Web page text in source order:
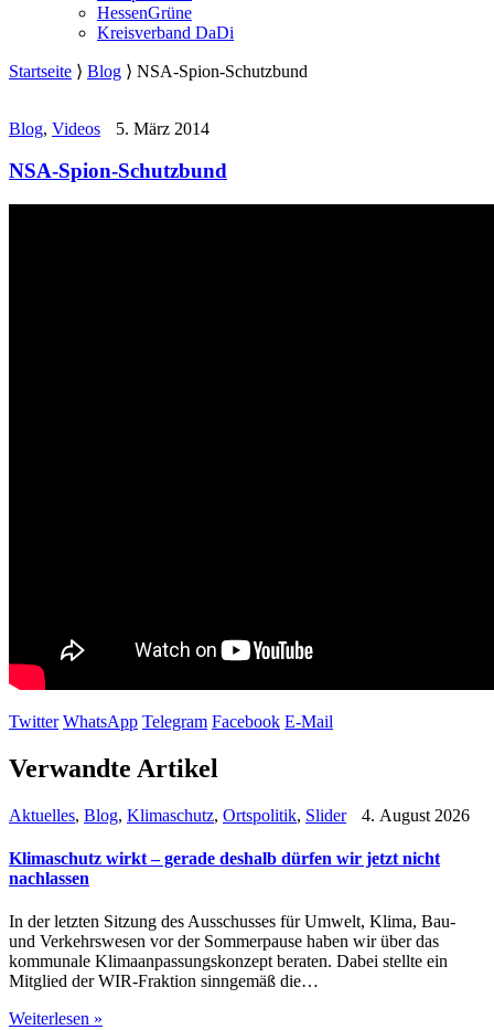
HessenGrüne
Kreisverband DaDi
Startseite ⟩ Blog ⟩ NSA-Spion-Schutzbund
Blog, Videos 5. März 2014
NSA-Spion-Schutzbund
Twitter WhatsApp Telegram Facebook E-Mail
Verwandte Artikel
Aktuelles, Blog, Klimaschutz, Ortspolitik, Slider 4. August 2026
Klimaschutz wirkt – gerade deshalb dürfen wir jetzt nicht
nachlassen
In der letzten Sitzung des Ausschusses für Umwelt, Klima, Bau-
und Verkehrswesen vor der Sommerpause haben wir über das
kommunale Klimaanpassungskonzept beraten. Dabei stellte ein
Mitglied der WIR-Fraktion sinngemäß die…
Weiterlesen »